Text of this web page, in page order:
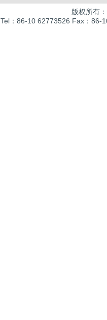
版权所有
Tel：86-10 62773526 Fax：86-